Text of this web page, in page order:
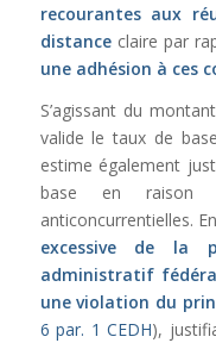
recourantes aux
distanceclaire par
une adhésion à ces
S’agissant du
valide le taux de
estime également
base en raison
anticoncurrentielles.
excessive de la
administratif
une violation du
6 par. 1 CEDH),